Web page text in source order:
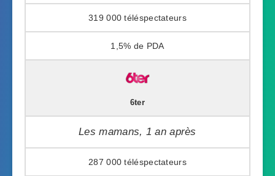
319 000
1,5%
6ter
Les mamans, 1 an après
287 000